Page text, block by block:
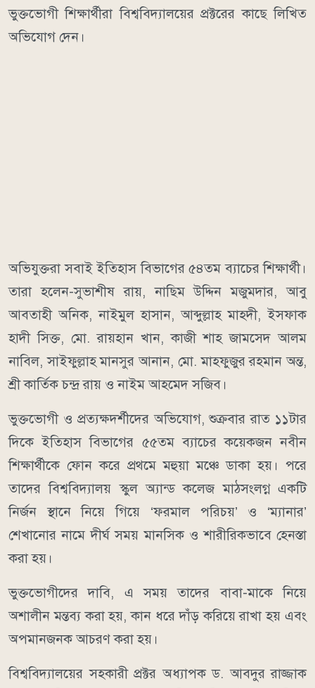
ভুক্তভোগী শিক্ষার্থীরা বিশ্ববিদ্যালয়ের প্রক্টরের কাছে লিখিত
অভিযোগ দেন।
অভিযুক্তরা সবাই ইতিহাস বিভাগের ৫৪তম ব্যাচের শিক্ষার্থী।
তারা হলেন-সুভাশীষ রায়, নাছিম উদ্দিন মজুমদার, আবু
আবতাহী অনিক, নাইমুল হাসান, আব্দুল্লাহ মাহদী, ইসফাক
হাদী সিক্ত, মো. রায়হান খান, কাজী শাহ জামসেদ আলম
নাবিল, সাইফুল্লাহ মানসুর আনান, মো. মাহফুজুর রহমান অন্ত,
শ্রী কার্তিক চন্দ্র রায় ও নাইম আহমেদ সজিব।
ভুক্তভোগী ও প্রত্যক্ষদর্শীদের অভিযোগ, শুক্রবার রাত ১১টার
দিকে ইতিহাস বিভাগের ৫৫তম ব্যাচের কয়েকজন নবীন
শিক্ষার্থীকে ফোন করে প্রথমে মহুয়া মঞ্চে ডাকা হয়। পরে
তাদের বিশ্ববিদ্যালয় স্কুল অ্যান্ড কলেজ মাঠসংলগ্ন একটি
নির্জন স্থানে নিয়ে গিয়ে ‘ফরমাল পরিচয়’ ও ‘ম্যানার’
শেখানোর নামে দীর্ঘ সময় মানসিক ও শারীরিকভাবে হেনস্তা
করা হয়।
ভুক্তভোগীদের দাবি, এ সময় তাদের বাবা-মাকে নিয়ে
অশালীন মন্তব্য করা হয়, কান ধরে দাঁড় করিয়ে রাখা হয় এবং
অপমানজনক আচরণ করা হয়।
বিশ্ববিদ্যালয়ের সহকারী প্রক্টর অধ্যাপক ড. আবদুর রাজ্জাক